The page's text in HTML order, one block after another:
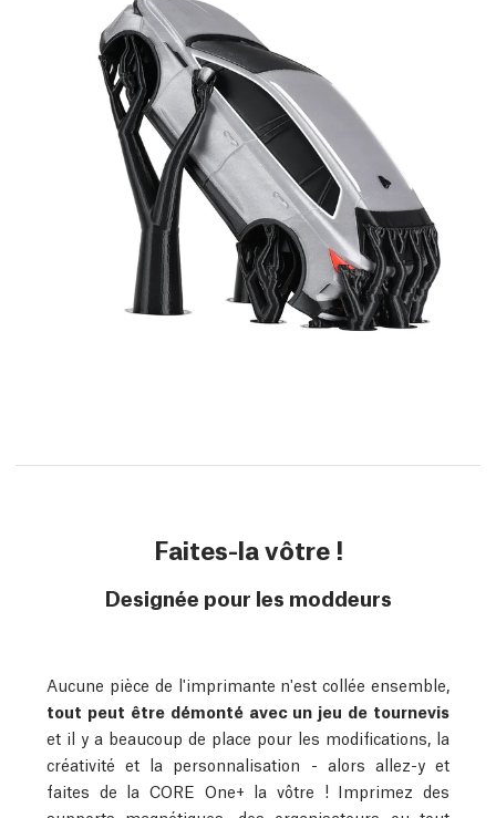
Faites-la vôtre !
Designée pour les moddeurs
Aucune pièce de l'imprimante n'est collée ensemble,
tout peut être démonté avec un jeu de tournevis
et il y a beaucoup de place pour les modifications, la
créativité et la personnalisation - alors allez-y et
faites de la CORE One+ la vôtre ! Imprimez des